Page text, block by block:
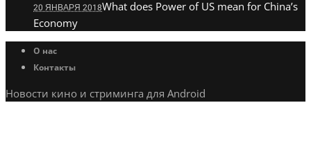
20 ЯНВАРЯ 2018What does Power of US mean for China’s
Economy
О нас
Контакты
Новости кино и стриминга для Android